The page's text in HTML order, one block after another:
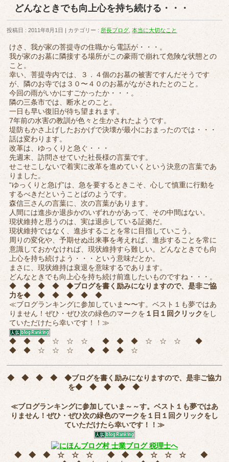
どんなときでも向上心を持ち続ける・・・
投稿日 : 2011年8月1日 カテゴリー : 所長ブログ ,本当に大切なこと
けさ、我が家の菩提寺の住職から電話が・・・。
我が家のお墓に隣接する場所がこの豪雨で崩れて危険な状態との
こと。
幸い、菩提寺内では、３．４個のお墓の被害ですんだそうです
が、隣のお寺では３０〜４０のお墓がながされたとのこと。
今回の雨がいかにすごかったか・・・。
隣の三条市では、断水とのこと。
一日も早い復旧が待ち望まれます。
7年前の水害の教訓が色々と生かされたようです。
堤防もかさ上げしたおかげで決壊が最小におまったのでは・・・
話は変わります。
改革は、ゆっくりと急ぐ・・・
先週末、訪問させていた社長様の言葉です。
せこせこしないで着実に改革を進めていくという決意の言葉であ
りました。
“ゆっくりと急げ”は、急を要するときこそ、心して慎重に行動を
するべきだということばのようです。
森信三さんの言葉に、次の言葉があります。
人間には進歩か退歩かのいずれかがあって、その中間はない。
現状維持と思うのは、実は退歩している証拠だ。
現状維持ではなく、進歩することを常に目指していこう。
周りの変化や、予期せぬ出来事を考えれば、進歩することを常に
意識しておかなければ、現状維持すら難しい。どんなときでも向
上心を持ち続けよう・・・という意味だとか。
まさに、現状維持は衰退を意味するであります。
どんなときでも向上心を持ち続け前進したいものですね・・・。
◆ ◆ ◆ ◆ ◆ブログを書く励みになりますので、是非ご協
力を◆ ◆ ◆ ◆ ◆ ◆
≪ブログランキングに参加していま〜〜す。ベスト１も夢ではあ
りません！ぜひ・ぜひ次の緑色のマークを １日１回クリックをし
ていただけたら幸いです！！≫
◆ ◆ ◆ ☆ ☆ ☆ ◆ ◆ ◆ ☆ ☆ ☆ ◆
◆ ◆ ☆ ☆ ☆ ◆ ◆ ◆ ☆
◆ ◆ ◆ ◆ ◆ブログを書く励みになりますので、是非ご協力
を◆ ◆ ◆ ◆ ◆
≪ブログランキングに参加していま～～す。ベスト１も夢ではあ
りません！ぜひ・ぜひ次の緑色のマークを１日１回クリックをし
ていただけたら幸いです！！≫
◆ ◆ ◆ ☆ ☆ ☆ ◆ ◆ ◆ ☆ ☆ ☆ ◆